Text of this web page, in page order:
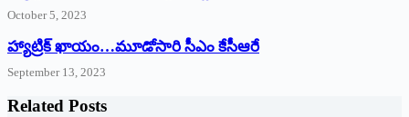
October 5, 2023
హ్యాట్రిక్‌ ‌ఖాయం…మూడోసారి సీఎం కేసీఆరే
September 13, 2023
Related Posts